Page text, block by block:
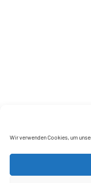
Wir verwenden Cookies, um